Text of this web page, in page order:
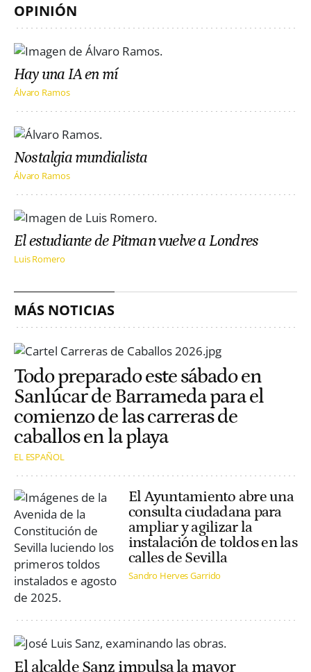
OPINIÓN
Hay una IA en mí
Álvaro Ramos
Nostalgia mundialista
Álvaro Ramos
El estudiante de Pitman vuelve a Londres
Luis Romero
MÁS NOTICIAS
Todo preparado este sábado en
Sanlúcar de Barrameda para el
comienzo de las carreras de
caballos en la playa
EL ESPAÑOL
El Ayuntamiento abre una
consulta ciudadana para
ampliar y agilizar la
instalación de toldos en las
calles de Sevilla
Sandro Herves Garrido
El alcalde Sanz impulsa la mayor